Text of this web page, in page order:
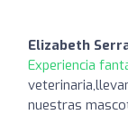
Elizabeth
Experiencia
nuestras